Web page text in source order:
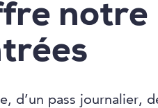
notre
d’un pass journalier,